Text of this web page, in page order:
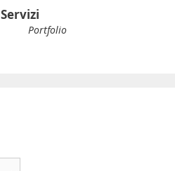
Servizi
Portfolio